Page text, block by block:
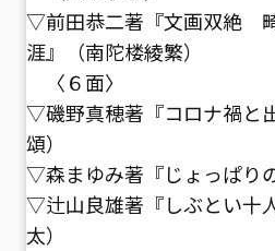
▽前田恭二著『文画双絶
涯』（南陀楼綾繁）
〈６面〉
▽磯野真穂著『コロナ禍と
頌）
▽森まゆみ著『じょっぱり
▽辻山良雄著『しぶとい十
太）